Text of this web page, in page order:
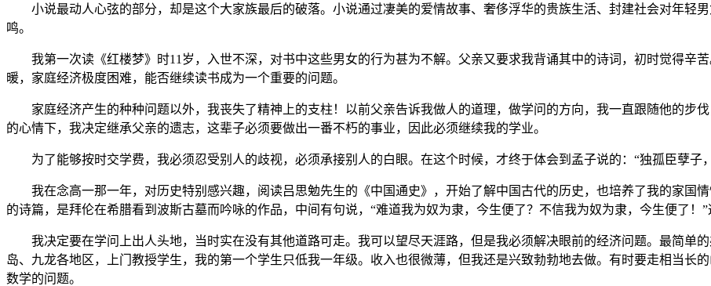
小说最动人心弦的部分，却是这个大家族最后的破落。小说通过凄美的爱情故事、奢侈浮华的贵族生活、封建社会对年轻
鸣。
我第一次读《红楼梦》时11岁，入世不深，对书中这些男女的行为甚为不解。父亲又要求我背诵其中的诗词，初时觉得辛
暖，家庭经济极度困难，能否继续读书成为一个重要的问题。
家庭经济产生的种种问题以外，我丧失了精神上的支柱！以前父亲告诉我做人的道理，做学问的方向，我一直跟随他的步
的心情下，我决定继承父亲的遗志，这辈子必须要做出一番不朽的事业，因此必须继续我的学业。
为了能够按时交学费，我必须忍受别人的歧视，必须承接别人的白眼。在这个时候，才终于体会到孟子说的：“独孤臣孽子，
我在念高一那一年，对历史特别感兴趣，阅读吕思勉先生的《中国通史》，开始了解中国古代的历史，也培养了我的家国
的诗篇，是拜伦在希腊看到波斯古墓而吟咏的作品，中间有句说，“难道我为奴为隶，今生便了？不信我为奴为隶，今生便了！”
我决定要在学问上出人头地，当时实在没有其他道路可走。我可以望尽天涯路，但是我必须解决眼前的经济问题。最简单
岛、九龙各地区，上门教授学生，我的第一个学生只低我一年级。收入也很微薄，但我还是兴致勃勃地去做。有时要走相当长
数学的问题。